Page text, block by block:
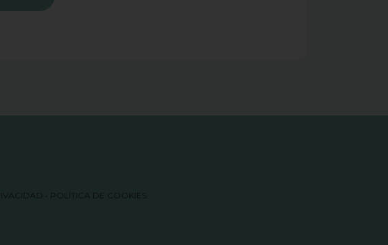
• POLÍTICA DE COOKIES